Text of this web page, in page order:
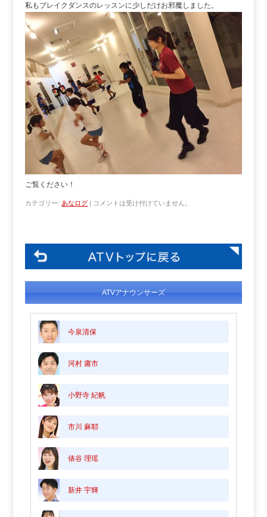
私もブレイクダンスのレッスンに少しだけお邪魔しました。
ご覧ください！
カテゴリー: あなログ | コメントは受け付けていません。
ATVアナウンサーズ
今泉清保
河村 庸市
小野寺 紀帆
市川 麻耶
俵谷 理瑶
新井 宇輝